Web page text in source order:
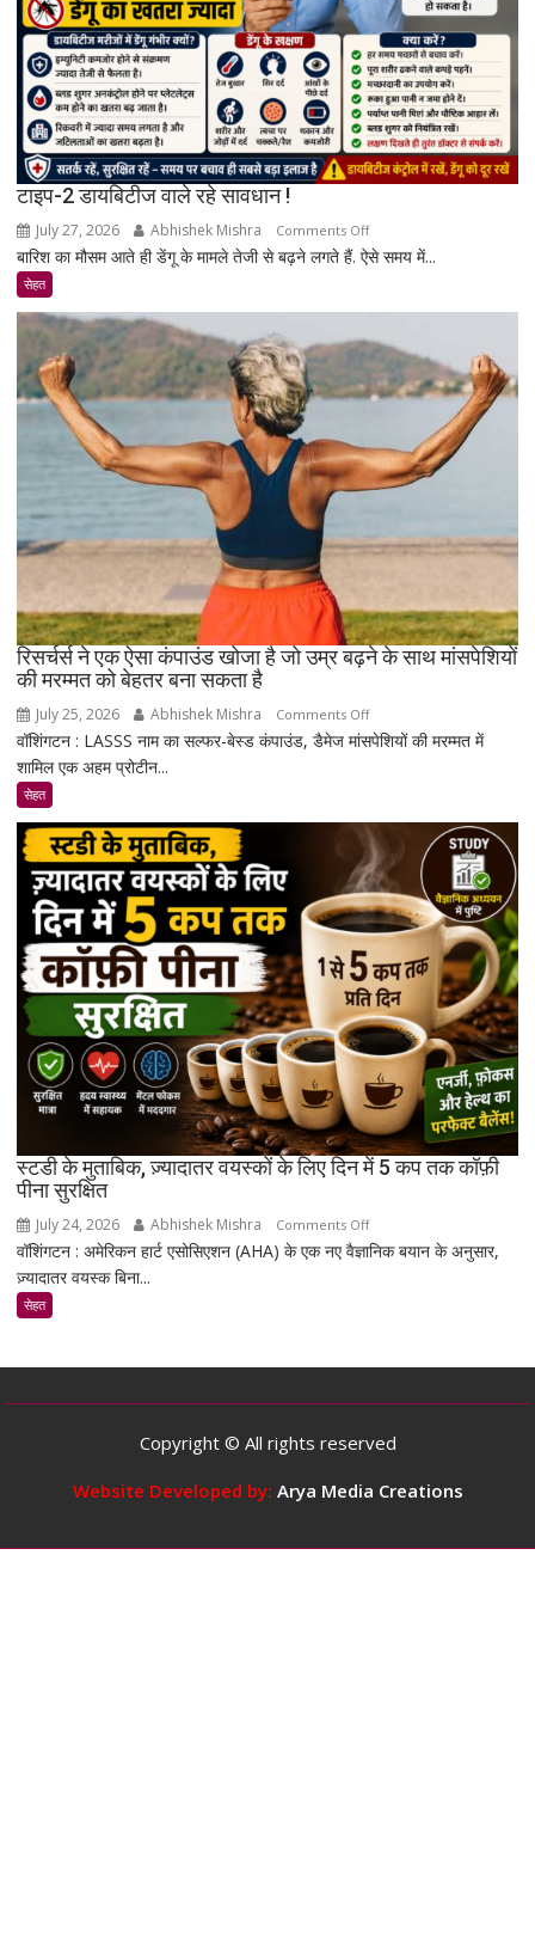
रिसर्च
की
पूरी
सच्चाई
टाइप-2 डायबिटीज वाले रहे सावधान !
July 27, 2026 Abhishek Mishra Comments Offon
टाइप-2
सावधान
!
बारिश का मौसम आते ही डेंगू के मामले तेजी से बढ़ने लगते हैं. ऐसे समय में...
सेहत
रिसर्चर्स ने एक ऐसा कंपाउंड खोजा है जो उम्र बढ़ने के साथ मांसपेशियों
की मरम्मत को बेहतर बना सकता है
July 25, 2026 Abhishek Mishra Comments Offon
रिसर्चर्स
कंपाउंड
खोजा
है
जो
बढ़ने
के
साथ
मांसपेशियों
की
मरम्मत
को
बेहतर
है
वॉशिंगटन : LASSS नाम का सल्फर-बेस्ड कंपाउंड, डैमेज मांसपेशियों की मरम्मत में
शामिल एक अहम प्रोटीन...
सेहत
स्टडी के मुताबिक, ज़्यादातर वयस्कों के लिए दिन में 5 कप तक कॉफ़ी
पीना सुरक्षित
July 24, 2026 Abhishek Mishra Comments Offon
स्टडी
लिए
5
वॉशिंगटन : अमेरिकन हार्ट एसोसिएशन (AHA) के एक नए वैज्ञानिक बयान के अनुसार,
ज़्यादातर वयस्क बिना...
सेहत
Copyright © All rights reserved
Website Developed by: Arya Media Creations